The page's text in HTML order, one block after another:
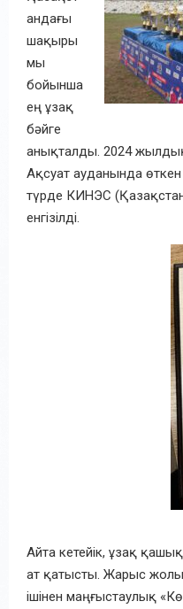
андағы
шақыры
мы
бойынша
ең ұзақ
бәйге
анықталды. 2024
Ақсуат ауданында өткен
түрде КИНЭС
енгізілді.
Айта кетейік, ұзақ
ат қатысты. Жарыс
ішінен маңғыстаулық